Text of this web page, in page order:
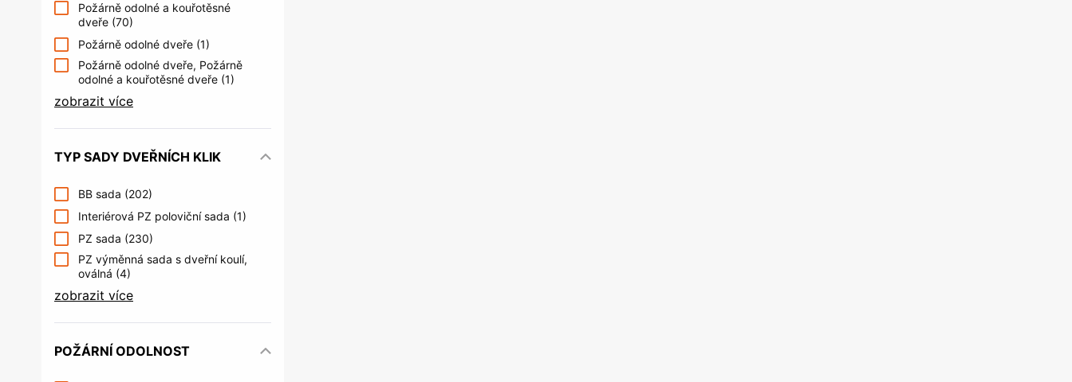
Požárně odolné a kouřotěsné
dveře (70)
Požárně odolné dveře (1)
Požárně odolné dveře, Požárně
odolné a kouřotěsné dveře (1)
zobrazit více
TYP SADY DVEŘNÍCH KLIK
BB sada (202)
Interiérová PZ poloviční sada (1)
PZ sada (230)
PZ výměnná sada s dveřní koulí,
oválná (4)
zobrazit více
POŽÁRNÍ ODOLNOST